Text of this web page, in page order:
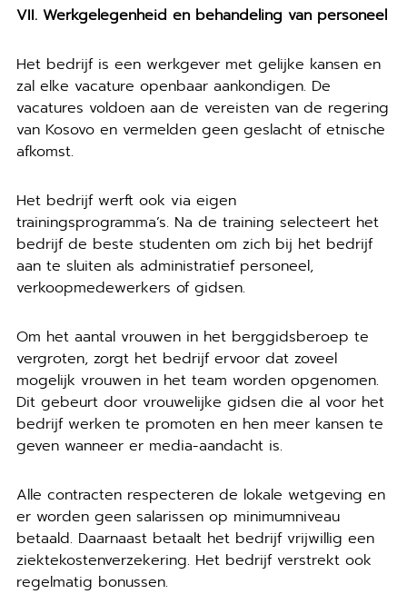
VII. Werkgelegenheid en behandeling van personeel
Het bedrijf is een werkgever met gelijke kansen en
zal elke vacature openbaar aankondigen. De
vacatures voldoen aan de vereisten van de regering
van Kosovo en vermelden geen geslacht of etnische
afkomst.
Het bedrijf werft ook via eigen
trainingsprogramma’s. Na de training selecteert het
bedrijf de beste studenten om zich bij het bedrijf
aan te sluiten als administratief personeel,
verkoopmedewerkers of gidsen.
Om het aantal vrouwen in het berggidsberoep te
vergroten, zorgt het bedrijf ervoor dat zoveel
mogelijk vrouwen in het team worden opgenomen.
Dit gebeurt door vrouwelijke gidsen die al voor het
bedrijf werken te promoten en hen meer kansen te
geven wanneer er media-aandacht is.
Alle contracten respecteren de lokale wetgeving en
er worden geen salarissen op minimumniveau
betaald. Daarnaast betaalt het bedrijf vrijwillig een
ziektekostenverzekering. Het bedrijf verstrekt ook
regelmatig bonussen.